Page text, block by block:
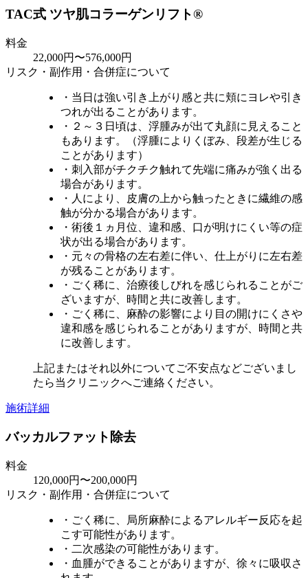
TAC式 ツヤ肌コラーゲンリフト®
料金
22,000円〜576,000円
リスク・副作用・合併症について
・当日は強い引き上がり感と共に頬にヨレや引き
つれが出ることがあります。
・２～３日頃は、浮腫みが出て丸顔に見えること
もあります。（浮腫によりくぼみ、段差が生じる
ことがあります）
・刺入部がチクチク触れて先端に痛みが強く出る
場合があります。
・人により、皮膚の上から触ったときに繊維の感
触が分かる場合があります。
・術後１ヵ月位、違和感、口が明けにくい等の症
状が出る場合があります。
・元々の骨格の左右差に伴い、仕上がりに左右差
が残ることがあります。
・ごく稀に、治療後しびれを感じられることがご
ざいますが、時間と共に改善します。
・ごく稀に、麻酔の影響により目の開けにくさや
違和感を感じられることがありますが、時間と共
に改善します。
上記またはそれ以外についてご不安点などございまし
たら当クリニックへご連絡ください。
施術詳細
バッカルファット除去
料金
120,000円〜200,000円
リスク・副作用・合併症について
・ごく稀に、局所麻酔によるアレルギー反応を起
こす可能性があります。
・二次感染の可能性があります。
・血腫ができることがありますが、徐々に吸収さ